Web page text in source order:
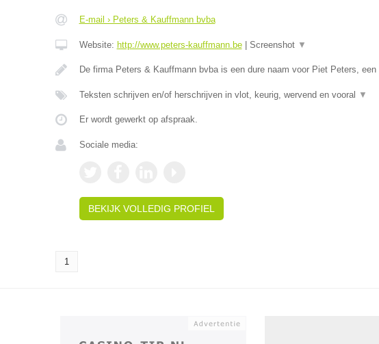
E-mail › Peters & Kauffmann bvba
Website: http://www.peters-kauffmann.be| Screenshot ▼
De firma Peters & Kauffmann bvba is een dure naam voor Piet Peters, een
Teksten schrijven en/of herschrijven in vlot, keurig, wervend en vooral ▼
Er wordt gewerkt op afspraak.
Sociale media:
BEKIJK VOLLEDIG PROFIEL
1